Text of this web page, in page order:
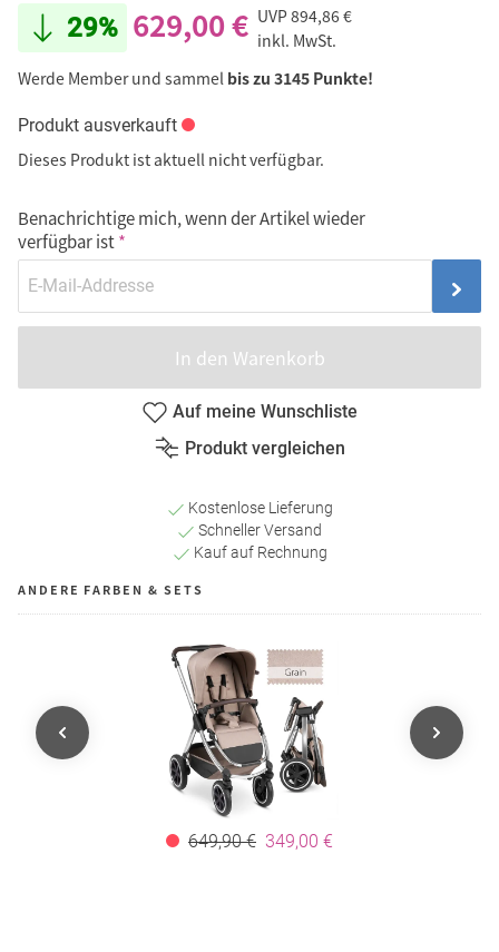
29% 629,00 € UVP894,86 €
inkl. MwSt.
Werde Member und sammel bis zu 3145 Punkte!
Produkt ausverkauft
Dieses Produkt ist aktuell nicht verfügbar.
Benachrichtige mich, wenn der Artikel wieder
verfügbar ist
In den Warenkorb
Auf meine Wunschliste
Produkt vergleichen
Kostenlose Lieferung
Schneller Versand
Kauf auf Rechnung
ANDERE FARBEN & SETS
649,90 € 349,00 €